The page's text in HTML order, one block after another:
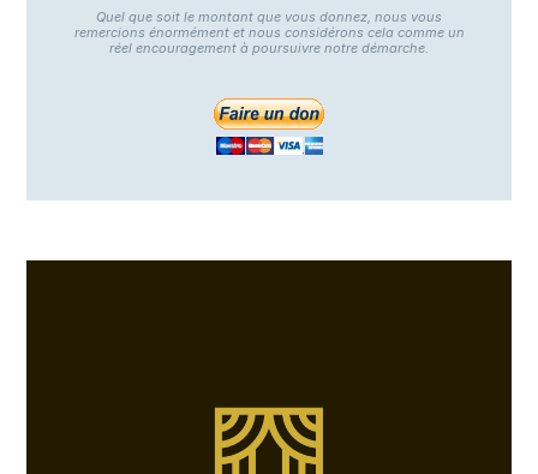
Quel que soit le montant que vous donnez, nous vous
remercions énormément et nous considérons cela comme un
réel encouragement à poursuivre notre démarche.